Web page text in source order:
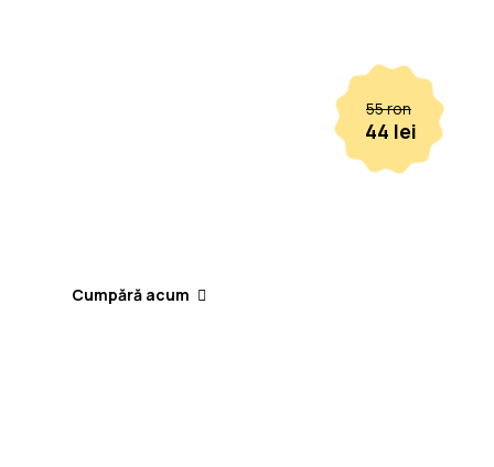
55 ron
44 lei
Cumpără acum